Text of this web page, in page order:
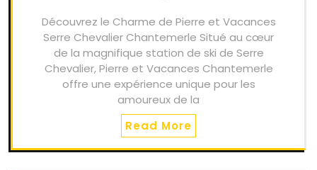
Découvrez le Charme de Pierre et Vacances
Serre Chevalier Chantemerle Situé au cœur
de la magnifique station de ski de Serre
Chevalier, Pierre et Vacances Chantemerle
offre une expérience unique pour les
amoureux de la
Read More